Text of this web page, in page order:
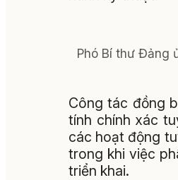
Phó Bí thư Đảng
Công tác đồng
tính chính xác
các hoạt động
trong khi việc
triển khai.